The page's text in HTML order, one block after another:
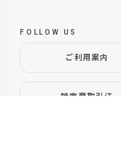
ご利用案内
特定商取引法
FOLLOW US